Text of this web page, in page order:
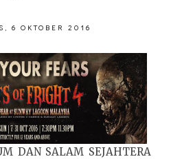
6 OKTOBER 2016
DAN SALAM SEJAHTERA